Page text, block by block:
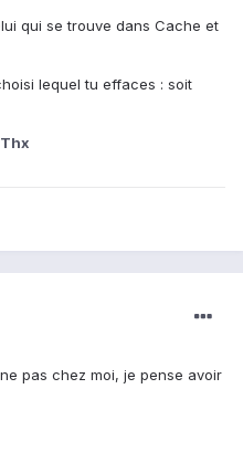
qui se trouve dans Cache et
lequel tu effaces : soit
pas chez moi, je pense avoir